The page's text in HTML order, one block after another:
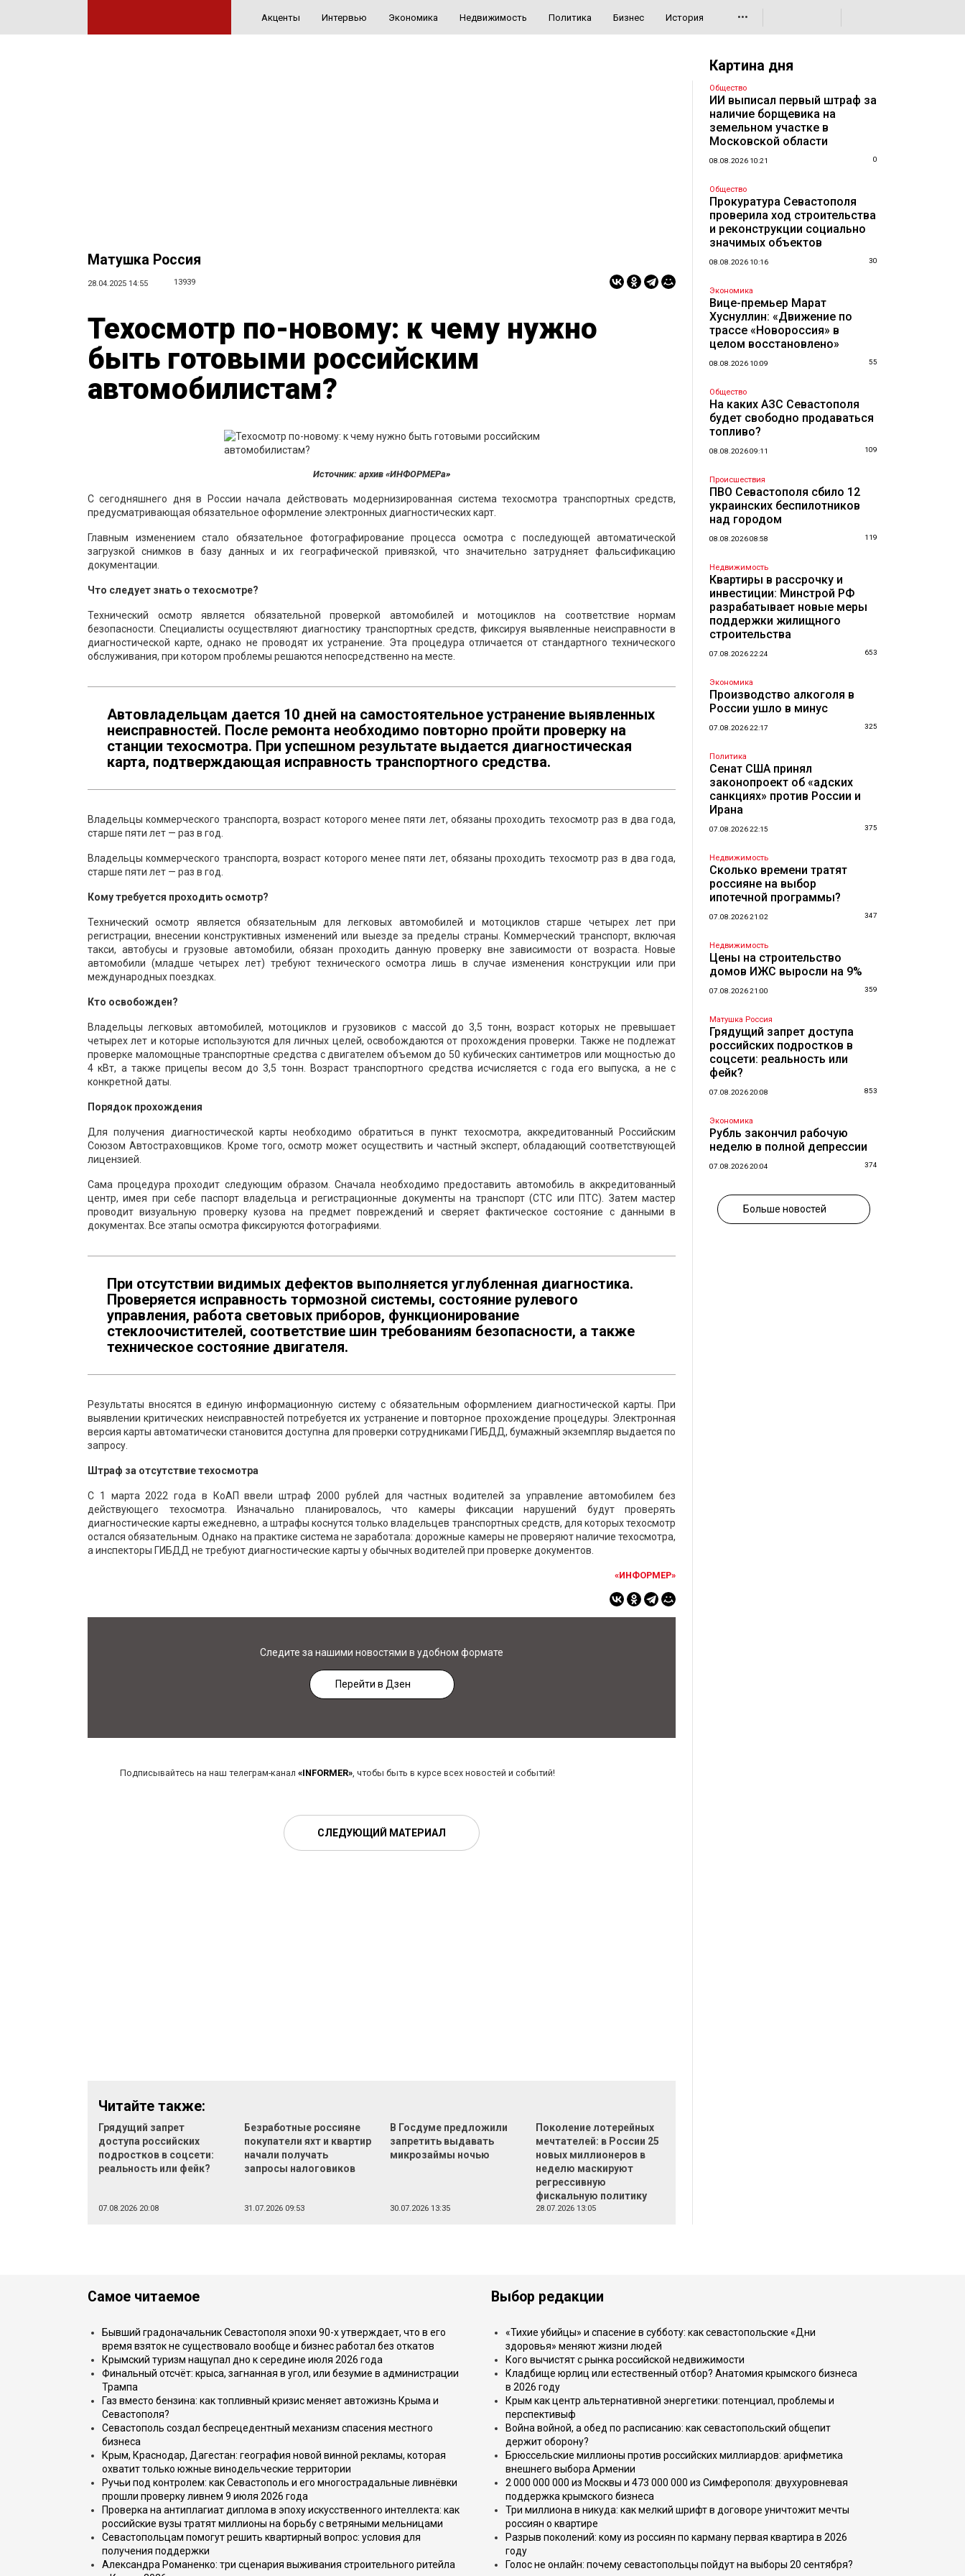
Акценты Интервью Экономика Недвижимость Политика Бизнес История •••
Матушка Россия
28.04.2025 14:55 13939
Техосмотр по-новому: к чему нужно
быть готовыми российским
автомобилистам?
Источник: архив «ИНФОРМЕРа»
С сегодняшнего дня в России начала действовать модернизированная система техосмотра транспортных средств,
предусматривающая обязательное оформление электронных диагностических карт.
Главным изменением стало обязательное фотографирование процесса осмотра с последующей автоматической
загрузкой снимков в базу данных и их географической привязкой, что значительно затрудняет фальсификацию
документации.
Что следует знать о техосмотре?
Технический осмотр является обязательной проверкой автомобилей и мотоциклов на соответствие нормам
безопасности. Специалисты осуществляют диагностику транспортных средств, фиксируя выявленные неисправности в
диагностической карте, однако не проводят их устранение. Эта процедура отличается от стандартного технического
обслуживания, при котором проблемы решаются непосредственно на месте.
Автовладельцам дается 10 дней на самостоятельное устранение выявленных
неисправностей. После ремонта необходимо повторно пройти проверку на
станции техосмотра. При успешном результате выдается диагностическая
карта, подтверждающая исправность транспортного средства.
Владельцы коммерческого транспорта, возраст которого менее пяти лет, обязаны проходить техосмотр раз в два года,
старше пяти лет — раз в год.
Владельцы коммерческого транспорта, возраст которого менее пяти лет, обязаны проходить техосмотр раз в два года,
старше пяти лет — раз в год.
Кому требуется проходить осмотр?
Технический осмотр является обязательным для легковых автомобилей и мотоциклов старше четырех лет при
регистрации, внесении конструктивных изменений или выезде за пределы страны. Коммерческий транспорт, включая
такси, автобусы и грузовые автомобили, обязан проходить данную проверку вне зависимости от возраста. Новые
автомобили (младше четырех лет) требуют технического осмотра лишь в случае изменения конструкции или при
международных поездках.
Кто освобожден?
Владельцы легковых автомобилей, мотоциклов и грузовиков с массой до 3,5 тонн, возраст которых не превышает
четырех лет и которые используются для личных целей, освобождаются от прохождения проверки. Также не подлежат
проверке маломощные транспортные средства с двигателем объемом до 50 кубических сантиметров или мощностью до
4 кВт, а также прицепы весом до 3,5 тонн. Возраст транспортного средства исчисляется с года его выпуска, а не с
конкретной даты.
Порядок прохождения
Для получения диагностической карты необходимо обратиться в пункт техосмотра, аккредитованный Российским
Союзом Автостраховщиков. Кроме того, осмотр может осуществить и частный эксперт, обладающий соответствующей
лицензией.
Сама процедура проходит следующим образом. Сначала необходимо предоставить автомобиль в аккредитованный
центр, имея при себе паспорт владельца и регистрационные документы на транспорт (СТС или ПТС). Затем мастер
проводит визуальную проверку кузова на предмет повреждений и сверяет фактическое состояние с данными в
документах. Все этапы осмотра фиксируются фотографиями.
При отсутствии видимых дефектов выполняется углубленная диагностика.
Проверяется исправность тормозной системы, состояние рулевого
управления, работа световых приборов, функционирование
стеклоочистителей, соответствие шин требованиям безопасности, а также
техническое состояние двигателя.
Результаты вносятся в единую информационную систему с обязательным оформлением диагностической карты. При
выявлении критических неисправностей потребуется их устранение и повторное прохождение процедуры. Электронная
версия карты автоматически становится доступна для проверки сотрудниками ГИБДД, бумажный экземпляр выдается по
запросу.
Штраф за отсутствие техосмотра
С 1 марта 2022 года в КоАП ввели штраф 2000 рублей для частных водителей за управление автомобилем без
действующего техосмотра. Изначально планировалось, что камеры фиксации нарушений будут проверять
диагностические карты ежедневно, а штрафы коснутся только владельцев транспортных средств, для которых техосмотр
остался обязательным. Однако на практике система не заработала: дорожные камеры не проверяют наличие техосмотра,
а инспекторы ГИБДД не требуют диагностические карты у обычных водителей при проверке документов.
«ИНФОРМЕР»
Следите за нашими новостями в удобном формате
Перейти в Дзен
Подписывайтесь на наш телеграм-канал «INFORMER», чтобы быть в курсе всех новостей и событий!
СЛЕДУЮЩИЙ МАТЕРИАЛ
Читайте также:
Грядущий запрет
доступа российских
подростков в соцсети:
реальность или фейк?
07.08.2026 20:08
Безработные россияне
покупатели яхт и квартир
начали получать
запросы налоговиков
31.07.2026 09:53
В Госдуме предложили
запретить выдавать
микрозаймы ночью
30.07.2026 13:35
Поколение лотерейных
мечтателей: в России 25
новых миллионеров в
неделю маскируют
регрессивную
фискальную политику
28.07.2026 13:05
Картина дня
Общество
ИИ выписал первый штраф за
наличие борщевика на
земельном участке в
Московской области
08.08.2026 10:21 0
Общество
Прокуратура Севастополя
проверила ход строительства
и реконструкции социально
значимых объектов
08.08.2026 10:16 30
Экономика
Вице-премьер Марат
Хуснуллин: «Движение по
трассе «Новороссия» в
целом восстановлено»
08.08.2026 10:09 55
Общество
На каких АЗС Севастополя
будет свободно продаваться
топливо?
08.08.2026 09:11 109
Происшествия
ПВО Севастополя сбило 12
украинских беспилотников
над городом
08.08.2026 08:58 119
Недвижимость
Квартиры в рассрочку и
инвестиции: Минстрой РФ
разрабатывает новые меры
поддержки жилищного
строительства
07.08.2026 22:24 653
Экономика
Производство алкоголя в
России ушло в минус
07.08.2026 22:17 325
Политика
Сенат США принял
законопроект об «адских
санкциях» против России и
Ирана
07.08.2026 22:15 375
Недвижимость
Сколько времени тратят
россияне на выбор
ипотечной программы?
07.08.2026 21:02 347
Недвижимость
Цены на строительство
домов ИЖС выросли на 9%
07.08.2026 21:00 359
Матушка Россия
Грядущий запрет доступа
российских подростков в
соцсети: реальность или
фейк?
07.08.2026 20:08 853
Экономика
Рубль закончил рабочую
неделю в полной депрессии
07.08.2026 20:04 374
Больше новостей
Самое читаемое
Бывший градоначальник Севастополя эпохи 90-х утверждает, что в его
время взяток не существовало вообще и бизнес работал без откатов
Крымский туризм нащупал дно к середине июля 2026 года
Финальный отсчёт: крыса, загнанная в угол, или безумие в администрации
Трампа
Газ вместо бензина: как топливный кризис меняет автожизнь Крыма и
Севастополя?
Севастополь создал беспрецедентный механизм спасения местного
бизнеса
Крым, Краснодар, Дагестан: география новой винной рекламы, которая
охватит только южные винодельческие территории
Ручьи под контролем: как Севастополь и его многострадальные ливнёвки
прошли проверку ливнем 9 июля 2026 года
Проверка на антиплагиат диплома в эпоху искусственного интеллекта: как
российские вузы тратят миллионы на борьбу с ветряными мельницами
Севастопольцам помогут решить квартирный вопрос: условия для
получения поддержки
Александра Романенко: три сценария выживания строительного ритейла
Выбор редакции
«Тихие убийцы» и спасение в субботу: как севастопольские «Дни
здоровья» меняют жизни людей
Кого вычистят с рынка российской недвижимости
Кладбище юрлиц или естественный отбор? Анатомия крымского бизнеса
в 2026 году
Крым как центр альтернативной энергетики: потенциал, проблемы и
перспективыф
Война войной, а обед по расписанию: как севастопольский общепит
держит оборону?
Брюссельские миллионы против российских миллиардов: арифметика
внешнего выбора Армении
2 000 000 000 из Москвы и 473 000 000 из Симферополя: двухуровневая
поддержка крымского бизнеса
Три миллиона в никуда: как мелкий шрифт в договоре уничтожит мечты
россиян о квартире
Разрыв поколений: кому из россиян по карману первая квартира в 2026
году
Голос не онлайн: почему севастопольцы пойдут на выборы 20 сентября?